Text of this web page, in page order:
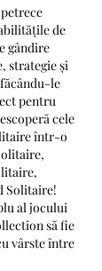
de
gândire
strategie și
le
pentru
cele
într-o
Solitaire!
al jocului
să fie
vârste între